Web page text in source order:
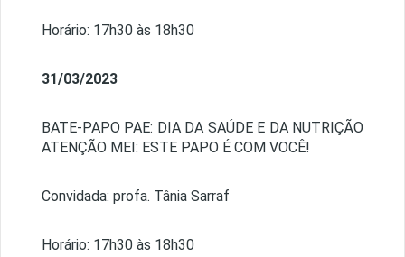
Horário: 17h30 às 18h30
31/03/2023
BATE-PAPO PAE: DIA DA SAÚDE E DA NUTRIÇÃO
ATENÇÃO MEI: ESTE PAPO É COM VOCÊ!
Convidada: profa. Tânia Sarraf
Horário: 17h30 às 18h30